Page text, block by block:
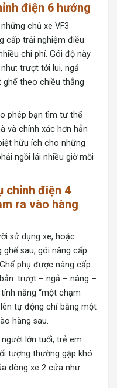
điện 6 hướng
chủ xe VF3
cấp trải nghiệm điều
chi phí. Gói độ này
trượt tới lui, ngả
ghế theo chiều thẳng
phép bạn tìm tư thế
và chính xác hơn hẳn
hữu ích cho những
ngồi lái nhiều giờ mỗi
chỉnh điện 4
ra vào hàng
sử dụng xe, hoặc
sau, gói nâng cấp
phụ được nâng cấp
trượt – ngả – nâng –
năng “một chạm
tự động chỉ bằng một
hàng sau.
lớn tuổi, trẻ em
tượng thường gặp khó
dòng xe 2 cửa như